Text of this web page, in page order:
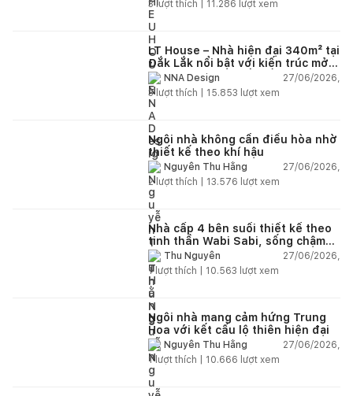
3lượt thích | 11.286 lượt xem
LT House – Nhà hiện đại 340m² tại
Đắk Lắk nổi bật với kiến trúc mở
và hệ sân vườn kết nối thiên
nhiên
NNA Design
27/06/2026,
3lượt thích | 15.853 lượt xem
Ngôi nhà không cần điều hòa nhờ
thiết kế theo khí hậu
Nguyễn Thu Hằng
27/06/2026,
2lượt thích | 13.576 lượt xem
Nhà cấp 4 bên suối thiết kế theo
tinh thần Wabi Sabi, sống chậm
giữa thiên nhiên
Thu Nguyễn
27/06/2026,
1lượt thích | 10.563 lượt xem
Ngôi nhà mang cảm hứng Trung
Hoa với kết cấu lộ thiên hiện đại
Nguyễn Thu Hằng
27/06/2026,
1lượt thích | 10.666 lượt xem